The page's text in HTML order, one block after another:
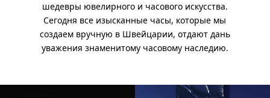
шедевры ювелирного и часового искусства.
Сегодня все изысканные часы, которые мы
создаем вручную в Швейцарии, отдают дань
уважения знаменитому часовому наследию.